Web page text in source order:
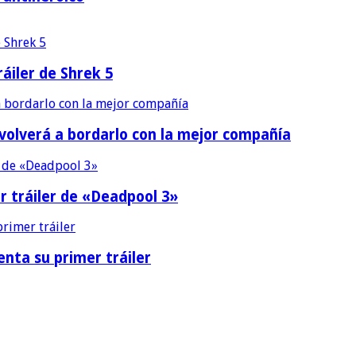
de Shrek 5
a bordarlo con la mejor compañía
tráiler de «Deadpool 3»
su primer tráiler